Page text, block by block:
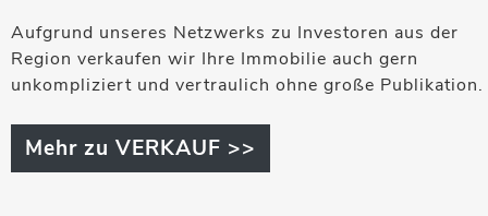
Aufgrund unseres Netzwerks zu Investoren aus der
Region verkaufen wir Ihre Immobilie auch gern
unkompliziert und vertraulich ohne große Publikation.
Mehr zu VERKAUF >>